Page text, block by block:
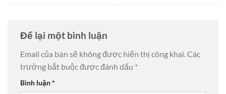
Để lại một bình luận
Email của bạn sẽ không được hiển thị công khai.Các
trường bắt buộc được đánh dấu *
Bình luận*